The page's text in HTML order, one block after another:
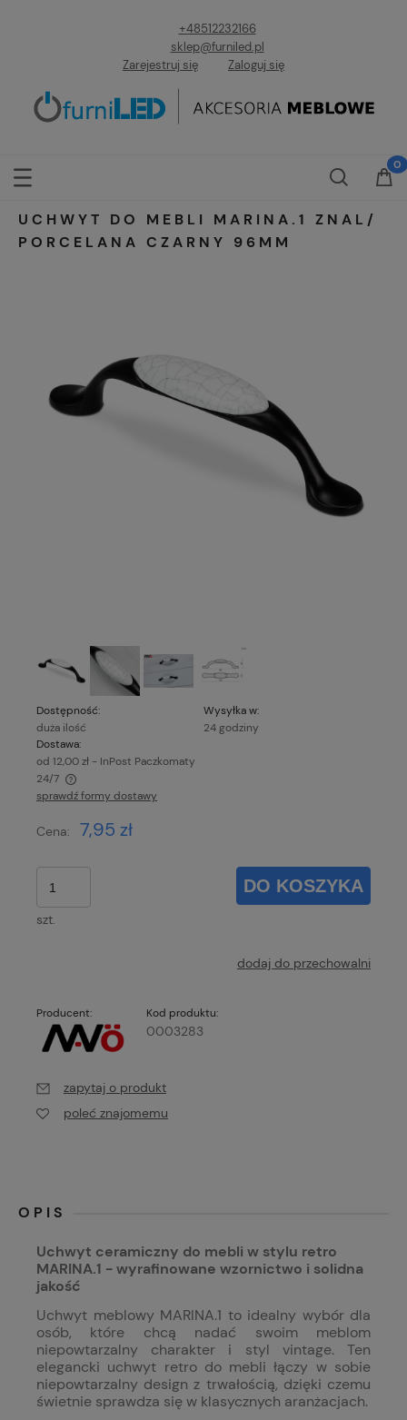
+48512232166
sklep@furniled.pl
Zarejestruj się
Zaloguj się
UCHWYT DO MEBLI MARINA.1 ZNAL/
PORCELANA CZARNY 96MM
Dostępność:
duża ilość
Wysyłka w:
24 godziny
Dostawa:
od 12,00 zł - InPost Paczkomaty
24/7
Cena nie zawiera ewentualnych kosztów płatności
sprawdź formy dostawy
Cena: 7,95 zł
szt.
DO KOSZYKA
dodaj do przechowalni
Producent: Kod produktu:
0003283
zapytaj o produkt
poleć znajomemu
OPIS
Uchwyt ceramiczny do mebli w stylu retro
MARINA.1 - wyrafinowane wzornictwo i solidna
jakość
Uchwyt meblowy MARINA.1 to idealny wybór dla
osób, które chcą nadać swoim meblom
niepowtarzalny charakter i styl vintage. Ten
elegancki uchwyt retro do mebli łączy w sobie
niepowtarzalny design z trwałością, dzięki czemu
świetnie sprawdza się w klasycznych aranżacjach.